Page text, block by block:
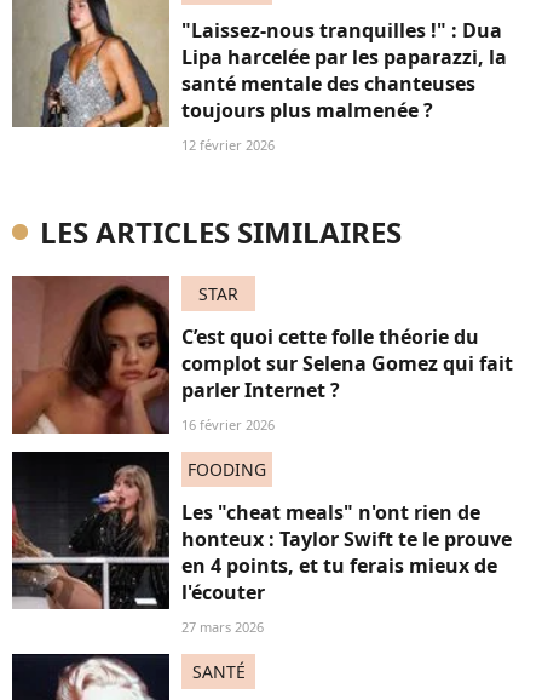
"Laissez-nous tranquilles !" : Dua
Lipa harcelée par les paparazzi, la
santé mentale des chanteuses
toujours plus malmenée ?
12 février 2026
LES ARTICLES SIMILAIRES
STAR
C’est quoi cette folle théorie du
complot sur Selena Gomez qui fait
parler Internet ?
16 février 2026
FOODING
Les "cheat meals" n'ont rien de
honteux : Taylor Swift te le prouve
en 4 points, et tu ferais mieux de
l'écouter
27 mars 2026
SANTÉ